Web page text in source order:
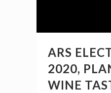
ARS
2020,
WINE